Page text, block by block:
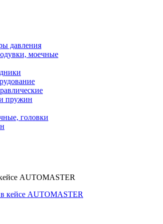
давления
моечные
пружин
головки
AUTOMASTER